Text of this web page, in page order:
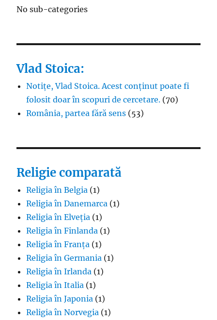
No sub-categories
Vlad Stoica:
Notițe, Vlad Stoica. Acest conținut poate fi
folosit doar în scopuri de cercetare. (70)
România, partea fără sens (53)
Religie comparată
Religia în Belgia (1)
Religia în Danemarca (1)
Religia în Elveția (1)
Religia în Finlanda (1)
Religia în Franța (1)
Religia în Germania (1)
Religia în Irlanda (1)
Religia în Italia (1)
Religia în Japonia (1)
Religia în Norvegia (1)